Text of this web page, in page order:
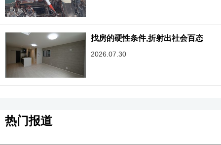
找房的硬性条件,折射出社会百态
2026.07.30
热门报道